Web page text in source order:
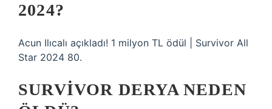
2024?
Acun Ilıcalı açıkladı! 1 milyon TL ödül | Survivor All
Star 2024 80.
SURVIVOR DERYA NEDEN